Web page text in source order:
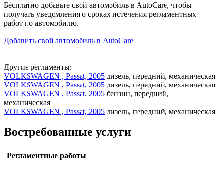
Бесплатно добавьте свой автомобиль в AutoCare, чтобы
получать уведомления о сроках истечения регламентных
работ по автомобилю.
Добавить свой автомобиль в AutoCare
Другие регламенты:
VOLKSWAGEN , Passat, 2005 дизель, передний, механическая
VOLKSWAGEN , Passat, 2005 дизель, передний, механическая
VOLKSWAGEN , Passat, 2005 бензин, передний,
механическая
VOLKSWAGEN , Passat, 2005 дизель, передний, механическая
Востребованные услуги
Регламентные работы